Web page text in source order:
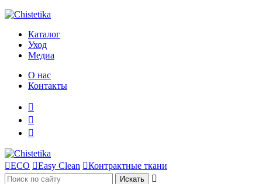
Каталог
Уход
Медиа
О нас
Контакты



ECO Easy Clean Контрактные ткани
